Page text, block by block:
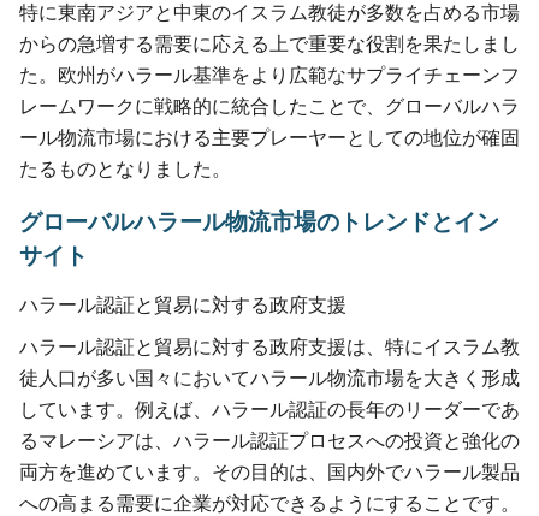
特に東南アジアと中東のイスラム教徒が多数を占める市場
からの急増する需要に応える上で重要な役割を果たしまし
た。欧州がハラール基準をより広範なサプライチェーンフ
レームワークに戦略的に統合したことで、グローバルハラ
ール物流市場における主要プレーヤーとしての地位が確固
たるものとなりました。
グローバルハラール物流市場のトレンドとイン
サイト
ハラール認証と貿易に対する政府支援
ハラール認証と貿易に対する政府支援は、特にイスラム教
徒人口が多い国々においてハラール物流市場を大きく形成
しています。例えば、ハラール認証の長年のリーダーであ
るマレーシアは、ハラール認証プロセスへの投資と強化の
両方を進めています。その目的は、国内外でハラール製品
への高まる需要に企業が対応できるようにすることです。